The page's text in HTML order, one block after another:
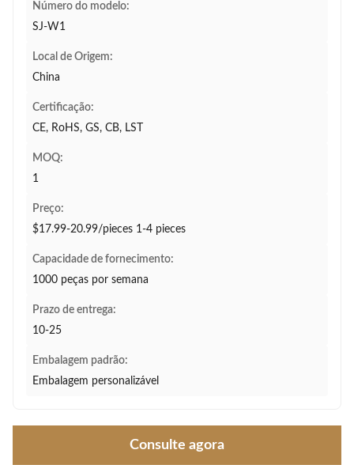
Número do modelo:
SJ-W1
Local de Origem:
China
Certificação:
CE, RoHS, GS, CB, LST
MOQ:
1
Preço:
$17.99-20.99/pieces 1-4 pieces
Capacidade de fornecimento:
1000 peças por semana
Prazo de entrega:
10-25
Embalagem padrão:
Embalagem personalizável
Consulte agora